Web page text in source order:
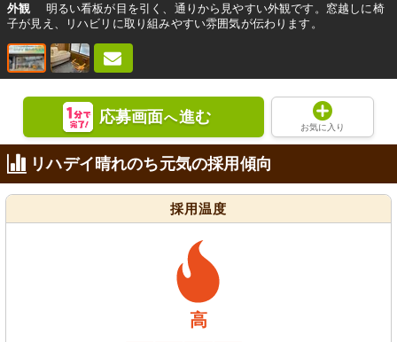
外観
明るい看板が目を引く、通りから見やすい外観です。窓越しに椅
子が見え、リハビリに取り組みやすい雰囲気が伝わります。
応募画面へ進む
お気に入り
リハデイ晴れのち元気の採用傾向
採用温度
高